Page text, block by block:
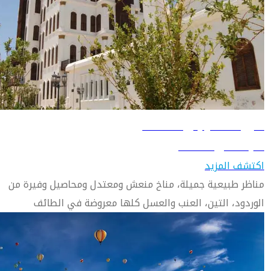
دليل السفر إلى الطائف
تعرّف على الطائف
اكتشف المزيد
مناظر طبيعية جميلة، مناخ منعش ومعتدل ومحاصيل وفيرة من
الوردود، التين، العنب والعسل كلها معروضة في الطائف